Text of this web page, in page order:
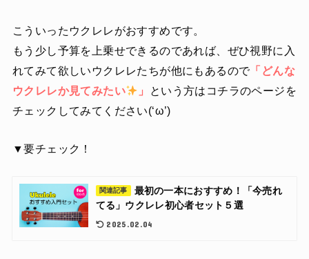
こういったウクレレがおすすめです。
もう少し予算を上乗せできるのであれば、ぜひ視野に入
れてみて欲しいウクレレたちが他にもあるので「どんな
ウクレレか見てみたい
」
という方はコチラのページを
チェックしてみてください(‘ω’)
▼要チェック！
関連記事
最初の一本におすすめ！「今売れ
てる」ウクレレ初心者セット５選
2025.02.04